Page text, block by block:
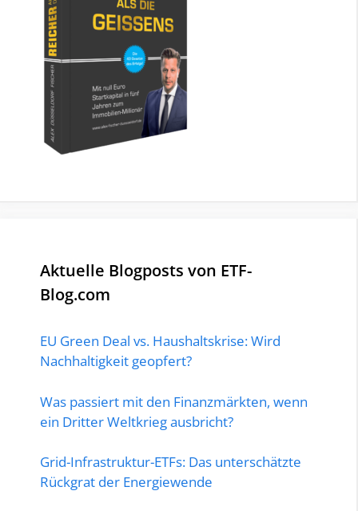
Aktuelle Blogposts von ETF-
Blog.com
EU Green Deal vs. Haushaltskrise: Wird
Nachhaltigkeit geopfert?
Was passiert mit den Finanzmärkten, wenn
ein Dritter Weltkrieg ausbricht?
Grid-Infrastruktur-ETFs: Das unterschätzte
Rückgrat der Energiewende